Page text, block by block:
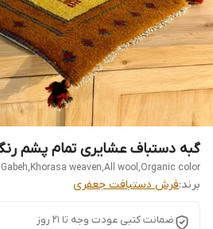
گبه دستباف عشایری تمام پشم
weaven,All wool,Organic color
برند:فرش دستبافت جعفری
ضمانت کتبی عودت وجه تا 21 روز